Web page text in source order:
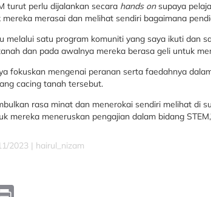
turut perlu dijalankan secara hands onsupaya
merasai dan melihat sendiri bagaimana
melalui satu program komuniti yang saya ikuti dan
dan pada awalnya mereka berasa geli untuk
fokuskan mengenai peranan serta faedahnya
cacing tanah tersebut.
rasa minat dan menerokai sendiri melihat di
mereka meneruskan pengajian dalam bidang
2023 | hairul_nizam